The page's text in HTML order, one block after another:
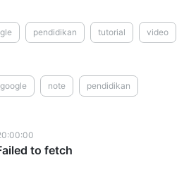
pendidikan tutorial video
google note pendidikan